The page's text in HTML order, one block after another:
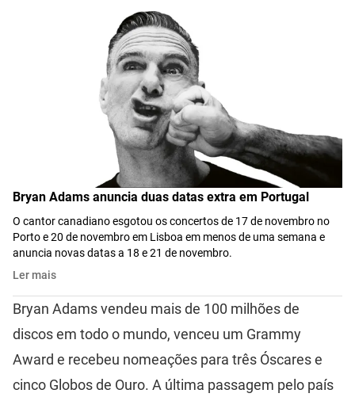
Bryan Adams anuncia duas datas extra em Portugal
O cantor canadiano esgotou os concertos de 17 de novembro no
Porto e 20 de novembro em Lisboa em menos de uma semana e
anuncia novas datas a 18 e 21 de novembro.
Ler mais
Bryan Adams vendeu mais de 100 milhões de
discos em todo o mundo, venceu um Grammy
Award e recebeu nomeações para três Óscares e
cinco Globos de Ouro. A última passagem pelo país